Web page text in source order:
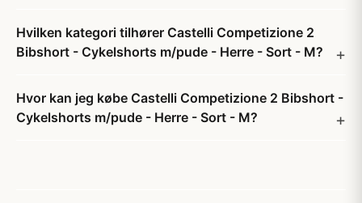
Hvilken kategori tilhører Castelli Competizione 2
Bibshort - Cykelshorts m/pude - Herre - Sort - M?
Hvor kan jeg købe Castelli Competizione 2 Bibshort -
Cykelshorts m/pude - Herre - Sort - M?